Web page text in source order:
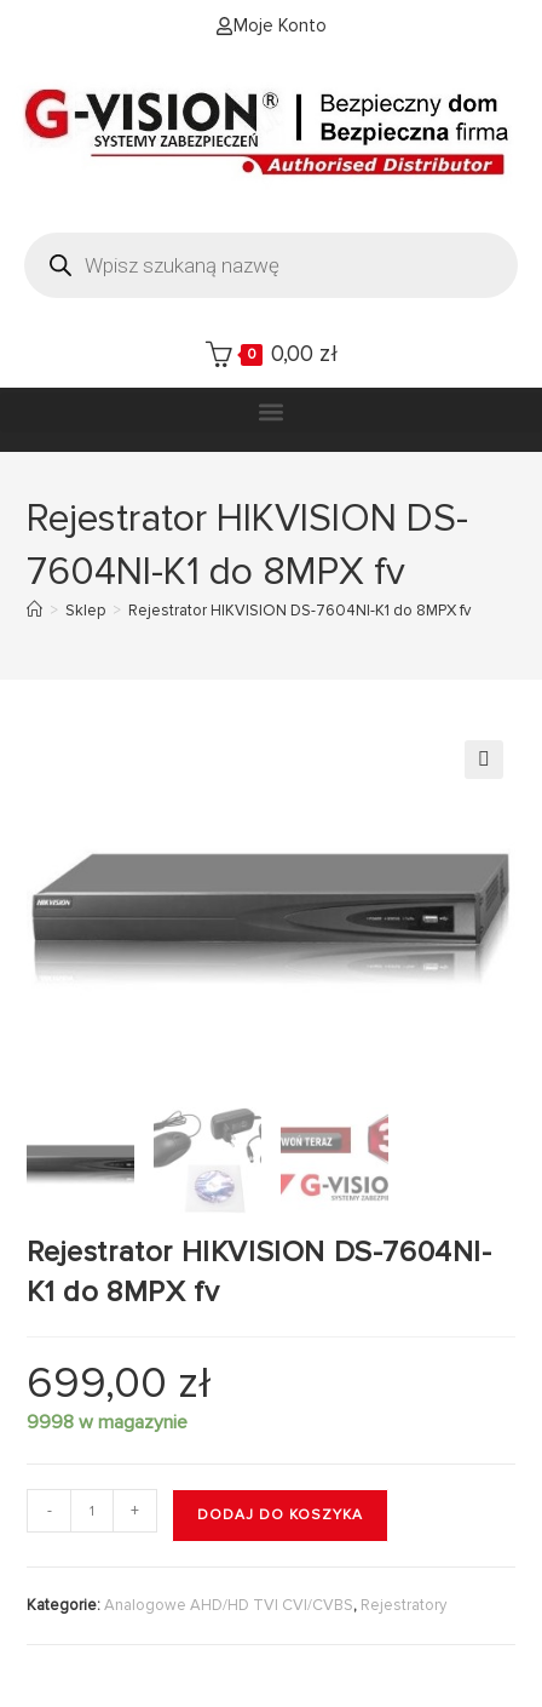
Moje Konto
0 0,00 zł
Rejestrator HIKVISION DS-
7604NI-K1 do 8MPX fv
> Sklep > Rejestrator HIKVISION DS-7604NI-K1 do 8MPX fv
Rejestrator HIKVISION DS-7604NI-
K1 do 8MPX fv
699,00 zł
9998 w magazynie
- + DODAJ DO KOSZYKA
Kategorie:Analogowe AHD/HD TVI CVI/CVBS, Rejestratory